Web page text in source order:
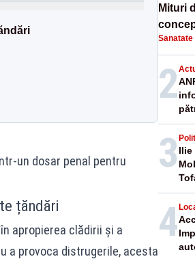
un dosar penal pentru
țăndări
apropierea clădirii și a
a provoca distrugerile, acesta
Mituri
lași
Sanatate·
2
3 Ilie
4